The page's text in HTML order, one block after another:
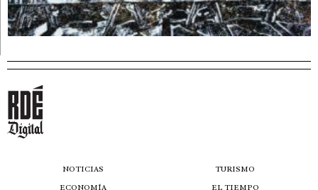
NOTICIAS
ECONOMÍA
TURISMO
EL TIEMPO